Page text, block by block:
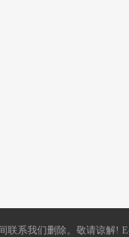
系我们删除。敬请谅解!